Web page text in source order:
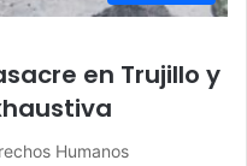
en Trujillo y
Humanos